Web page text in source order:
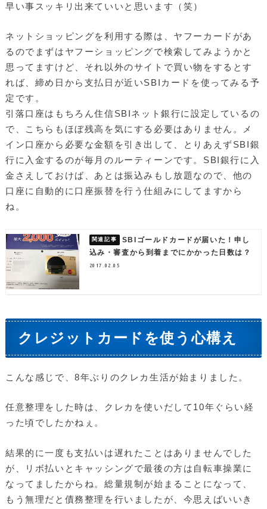
早い事スッキリ出来ていいと思います（笑）
ネットショッピングを利用する際は、ヤフーカードがあ
るのでまずはヤフーショッピングで検索してみようかと
思ってますけど、それ以外のサイトで買い物をするとす
れば、締め日から支払日が近いSBIカードを使ってみる予
定です。
引落口座はもちろん住信SBIネット銀行に設定しているの
で、こちらもほぼ残高を気にする必要はありません。メ
イン口座から必要な金額を引き出して、とりあえずSBI銀
行に入金するのが毎月のルーティーンです。SBI銀行に入
金さえしておけば、あとは振込みもし放題なので、他の
口座に自動的に口座振替を行う仕組みにしてますから
ね。
SBIゴールドカードが届いた！申し
込み・審査から到着までにかかった日数は？
2017.02.05
クレジットカードを使う心構え
こんな感じで、8年ぶりのクレカ生活が始まりました。
任意整理をした時は、クレカを使いだして10年ぐらい経
った頃でしたかねぇ。
結果的に一度も支払いは遅れたことはありませんでした
が、リボ払いとキャッシングで最後の方は自転車操業に
なってましたからね。総量規制が始まることになって、
もう無理だと債務整理を行いましたが、今思えばいいき